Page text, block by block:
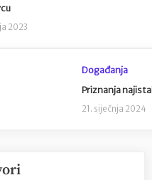
2023
Događanja
Priznanja
21. siječnja 2024